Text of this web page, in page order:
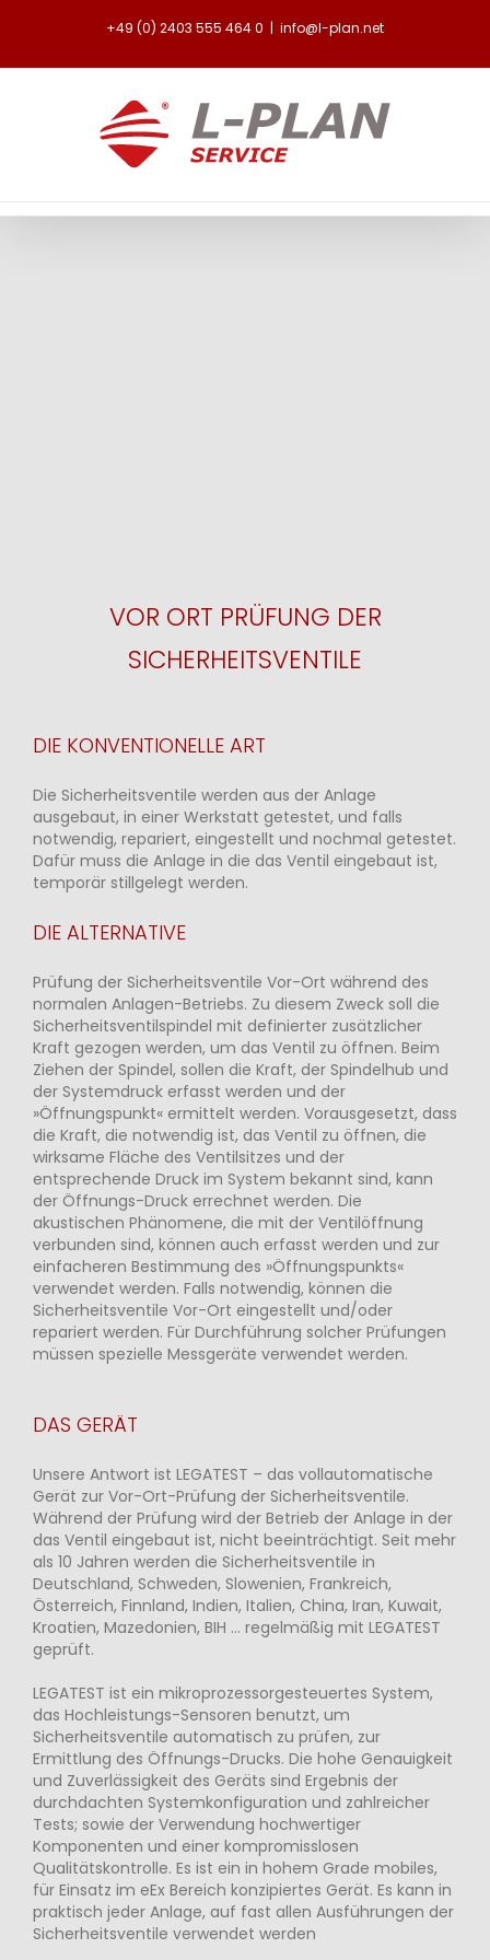
+49 (0) 2403 555 464 0 | info@l-plan.net
VOR ORT PRÜFUNG DER
SICHERHEITSVENTILE
DIE KONVENTIONELLE ART
Die Sicherheitsventile werden aus der Anlage
ausgebaut, in einer Werkstatt getestet, und falls
notwendig, repariert, eingestellt und nochmal getestet.
Dafür muss die Anlage in die das Ventil eingebaut ist,
temporär stillgelegt werden.
DIE ALTERNATIVE
Prüfung der Sicherheitsventile Vor-Ort während des
normalen Anlagen-Betriebs. Zu diesem Zweck soll die
Sicherheitsventilspindel mit definierter zusätzlicher
Kraft gezogen werden, um das Ventil zu öffnen. Beim
Ziehen der Spindel, sollen die Kraft, der Spindelhub und
der Systemdruck erfasst werden und der
»Öffnungspunkt« ermittelt werden. Vorausgesetzt, dass
die Kraft, die notwendig ist, das Ventil zu öffnen, die
wirksame Fläche des Ventilsitzes und der
entsprechende Druck im System bekannt sind, kann
der Öffnungs-Druck errechnet werden. Die
akustischen Phänomene, die mit der Ventilöffnung
verbunden sind, können auch erfasst werden und zur
einfacheren Bestimmung des »Öffnungspunkts«
verwendet werden. Falls notwendig, können die
Sicherheitsventile Vor-Ort eingestellt und/oder
repariert werden. Für Durchführung solcher Prüfungen
müssen spezielle Messgeräte verwendet werden.
DAS GERÄT
Unsere Antwort ist LEGATEST – das vollautomatische
Gerät zur Vor-Ort-Prüfung der Sicherheitsventile.
Während der Prüfung wird der Betrieb der Anlage in der
das Ventil eingebaut ist, nicht beeinträchtigt. Seit mehr
als 10 Jahren werden die Sicherheitsventile in
Deutschland, Schweden, Slowenien, Frankreich,
Österreich, Finnland, Indien, Italien, China, Iran, Kuwait,
Kroatien, Mazedonien, BIH … regelmäßig mit LEGATEST
geprüft.
LEGATEST ist ein mikroprozessorgesteuertes System,
das Hochleistungs-Sensoren benutzt, um
Sicherheitsventile automatisch zu prüfen, zur
Ermittlung des Öffnungs-Drucks. Die hohe Genauigkeit
und Zuverlässigkeit des Geräts sind Ergebnis der
durchdachten Systemkonfiguration und zahlreicher
Tests; sowie der Verwendung hochwertiger
Komponenten und einer kompromisslosen
Qualitätskontrolle. Es ist ein in hohem Grade mobiles,
für Einsatz im eEx Bereich konzipiertes Gerät. Es kann in
praktisch jeder Anlage, auf fast allen Ausführungen der
Sicherheitsventile verwendet werden